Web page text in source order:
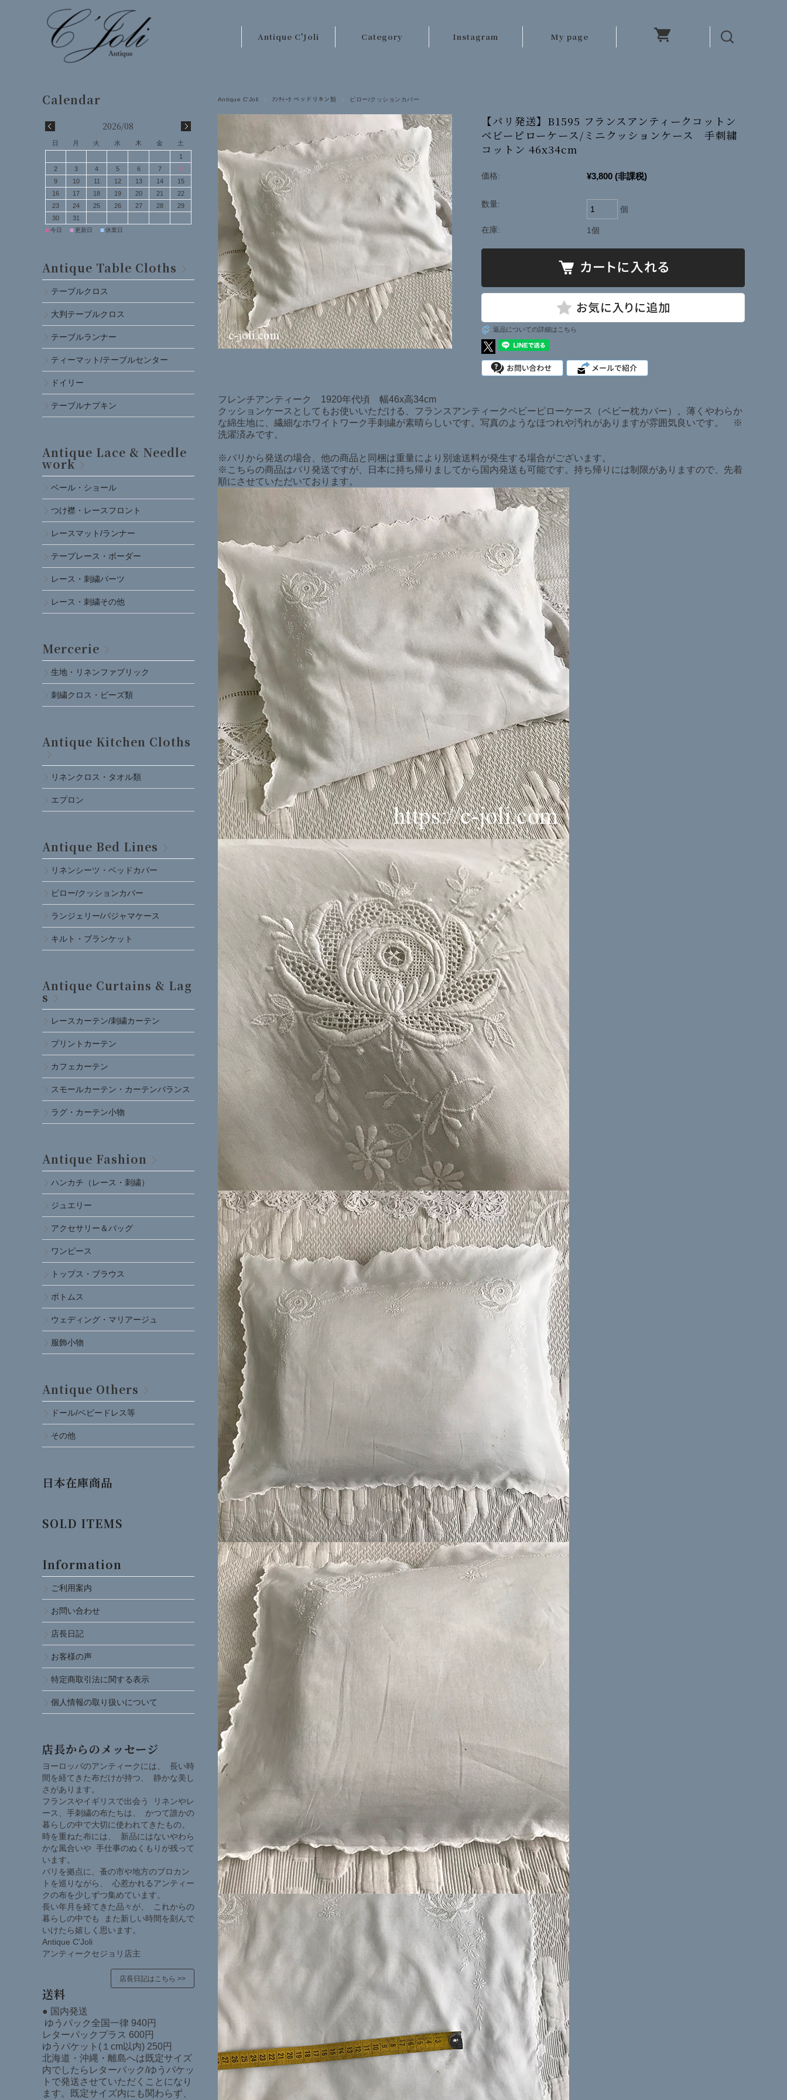
Antique C'Joli
お客様の声
お問い合わせ
Category
レース・刺繍
手芸材料
キッチンクロス類
ベッドリネン類
カーテン・ラグ類
ファッション
その他
日本在庫商品
SOLD ITEMS
Instagram My page
Antique C'Joli ｱﾝﾃｨｰｸ ベッドリネン類 ピロー/クッションカバー
【パリ発送】B1595 フランスアンティークコットン
ベビーピローケース/ミニクッションケース 手刺繍
コットン 46x34cm
価格: ¥3,800 (非課税)
数量:
個
在庫: 1個
返品についての詳細はこちら
フレンチアンティーク 1920年代頃 幅46x高34cm
クッションケースとしてもお使いいただける、フランスアンティークベビーピローケース（ベビー枕カバー）。薄くやわらか
な綿生地に、繊細なホワイトワーク手刺繍が素晴らしいです。写真のようなほつれや汚れがありますが雰囲気良いです。 ※
洗濯済みです。
※パリから発送の場合、他の商品と同梱は重量により別途送料が発生する場合がございます。
※こちらの商品はパリ発送ですが、日本に持ち帰りましてから国内発送も可能です。持ち帰りには制限がありますので、先着
順にさせていただいております。
2026/08
日 月 火 水 木 金
土
1
2
3 4 5 6 7
8
9
10 11 12 13 14
15
16
17 18 19 20 21
22
23
24 25 26 27 28
29
30
31
■今日 ■更新日 ■休業日
Antique Table Cloths
テーブルクロス
大判テーブルクロス
テーブルランナー
ティーマット/テーブルセンター
ドイリー
テーブルナプキン
Antique Lace & Needle
work
ベール・ショール
つけ襟・レースフロント
レースマット/ランナー
テープレース・ボーダー
レース・刺繍パーツ
レース・刺繍その他
Mercerie
生地・リネンファブリック
刺繍クロス・ビーズ類
Antique Kitchen Cloths
リネンクロス・タオル類
エプロン
Antique Bed Lines
リネンシーツ・ベッドカバー
ピロー/クッションカバー
ランジェリー/パジャマケース
キルト・ブランケット
Antique Curtains & Lag
s
レースカーテン/刺繍カーテン
プリントカーテン
カフェカーテン
スモールカーテン・カーテンバランス
ラグ・カーテン小物
Antique Fashion
ハンカチ（レース・刺繍）
ジュエリー
アクセサリー＆バッグ
ワンピース
トップス・ブラウス
ボトムス
ウェディング・マリアージュ
服飾小物
Antique Others
ドール/ベビードレス等
その他
日本在庫商品
SOLD ITEMS
Information
ご利用案内
お問い合わせ
店長日記
お客様の声
特定商取引法に関する表示
個人情報の取り扱いについて
店長からのメッセージ
ヨーロッパのアンティークには、 長い時
間を経てきた布だけが持つ、 静かな美し
さがあります。
フランスやイギリスで出会う リネンやレ
ース、手刺繍の布たちは、 かつて誰かの
暮らしの中で大切に使われてきたもの。
時を重ねた布には、 新品にはないやわら
かな風合いや 手仕事のぬくもりが残って
います。
パリを拠点に、蚤の市や地方のブロカン
トを巡りながら、 心惹かれるアンティー
クの布を少しずつ集めています。
長い年月を経てきた品々が、 これからの
暮らしの中でも また新しい時間を刻んで
いけたら嬉しく思います。
Antique C'Joli
アンティークセジョリ店主
店長日記はこちら >>
送料
● 国内発送
ゆうパック全国一律 940円
レターパックプラス 600円
ゆうパケット(１cm以内) 250円
北海道・沖縄・離島へは既定サイズ
内でしたらレターパック/ゆうパケッ
トで発送させていただくことになり
ます。既定サイズ内にも関わらず、